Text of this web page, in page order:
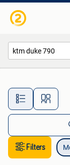
Filters